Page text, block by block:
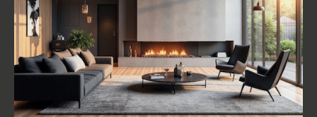
Découvrez lesannonces immobilières professionnelles au
Havreet bénéficiez d’un accompagnement sur mesure pour
concrétiser votre projet.
Une estimation